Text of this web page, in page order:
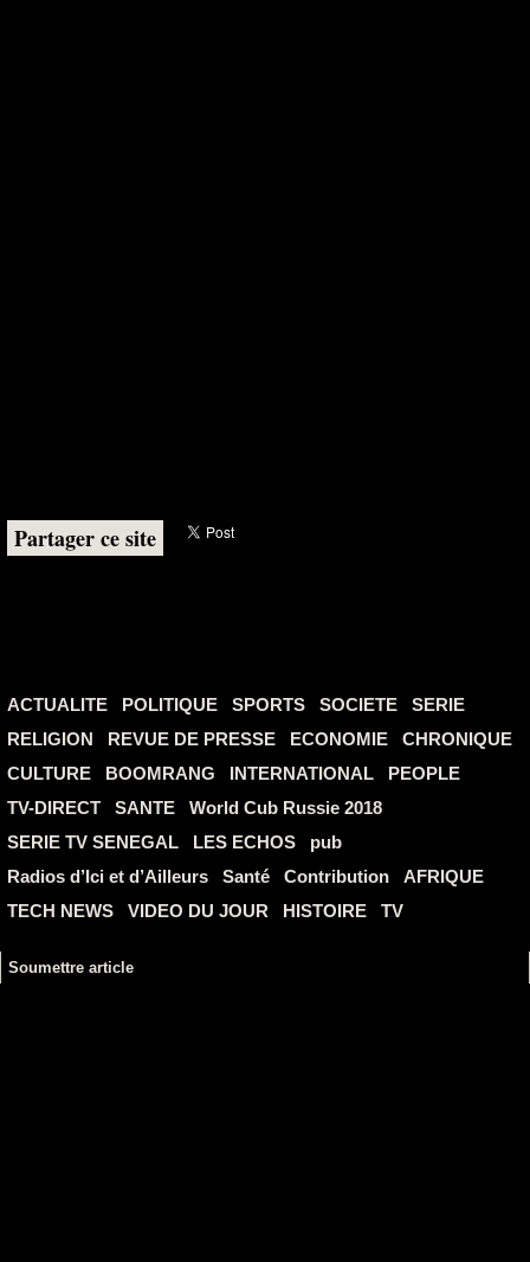
Partager ce site
ACTUALITE POLITIQUE SPORTS SOCIETE
SERIE
RELIGION
REVUE DE PRESSE ECONOMIE
CHRONIQUE
CULTURE
BOOMRANG INTERNATIONAL
PEOPLE
TV-DIRECT
SANTE
World Cub Russie 2018
SERIE TV SENEGAL
LES ECHOS
pub
Radios d’Ici et d’Ailleurs
Santé Contribution
AFRIQUE
TECH NEWS
VIDEO DU JOUR HISTOIRE TV
Soumettre article